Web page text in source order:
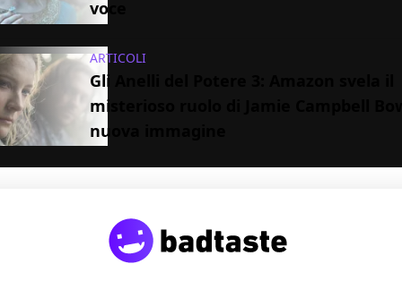
voce
ARTICOLI
Gli Anelli del Potere 3: Amazon svela il
misterioso ruolo di Jamie Campbell
nuova immagine